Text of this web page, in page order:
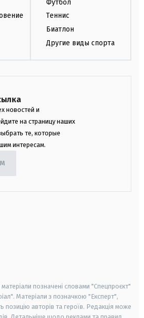
Футбол
Теннис
Биатлон
Другие виды спорта
новостей и
на страницу наших
те, которые
интересам.
матеріали позначені словами "Спецпроєкт"
Матеріали з позначкою "Експерт",
позицію авторів та героїв. Редакція може